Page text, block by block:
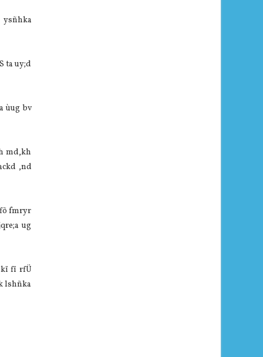
ta uy;d
ùug bv
md,kh
,nd
fmryr
ug
kï fï rfÜ
lshñka